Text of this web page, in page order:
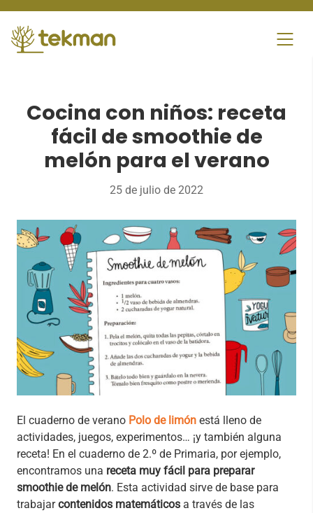
content
Cocina con niños: receta
fácil de smoothie de
melón para el verano
25 de julio de 2022
El cuaderno de verano Polo de limón está lleno de
actividades, juegos, experimentos… ¡y también alguna
receta! En el cuaderno de 2.º de Primaria, por ejemplo,
encontramos una receta muy fácil para preparar
smoothie de melón. Esta actividad sirve de base para
trabajarcontenidos matemáticos a través de las